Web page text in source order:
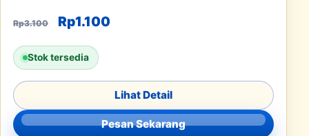
Rp3.100 Harga aslinya adalah: Rp3.100.
Rp1.100Harga saat ini adalah: Rp1.100.
Stok tersedia
Lihat Detail
Pesan Sekarang